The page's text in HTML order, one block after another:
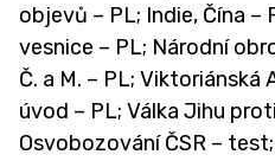
objevů – PL; Indie, Čína
vesnice – PL; Národní
Č. a M. – PL; Viktoriánská
úvod – PL; Válka Jihu
Osvobozování ČSR –